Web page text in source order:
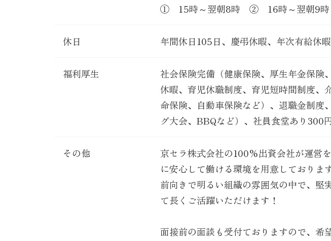
① 15時～翌朝8時 ② 16時～翌朝9時
休日 年間休日105日、慶弔休暇、年次有給休
福利厚生
社会保険完備（健康保険、厚生年金保険
休暇、育児休職制度、育児短時間制度、
命保険、自動車保険など）、退職金制度
グ大会、BBQなど）、社員食堂あり300
その他
京セラ株式会社の100%出資会社が運営
に安心して働ける環境を用意しております
前向きで明るい組織の雰囲気の中で、堅
て長くご活躍いただけます！
面接前の面談も受付ておりますので、希